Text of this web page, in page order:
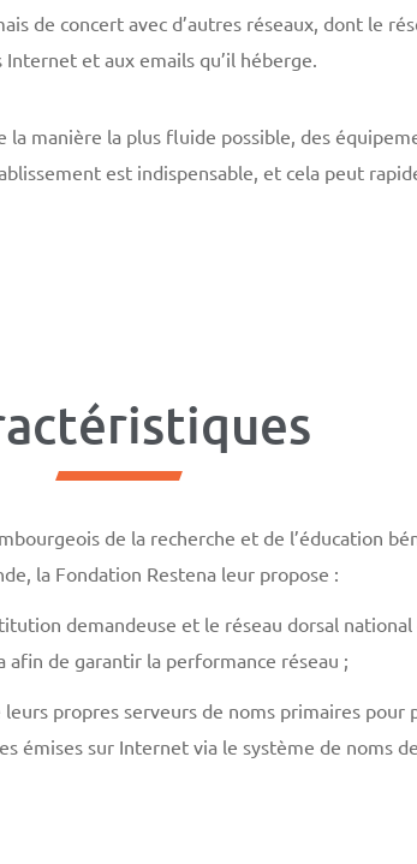
de concert avec d’autres réseaux, dont le
Internet et aux emails qu’il héberge.
la manière la plus fluide possible, des
est indispensable, et cela peut
de la recherche et de l’éducation
la Fondation Restena leur propose :
demandeuse et le réseau dorsal
afin de garantir la performance réseau ;
propres serveurs de noms primaires pour
émises sur Internet via le système de noms